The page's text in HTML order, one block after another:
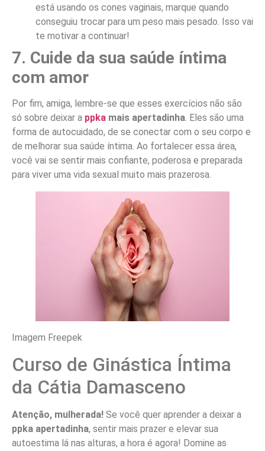
está usando os cones vaginais, marque quando
conseguiu trocar para um peso mais pesado. Isso vai
te motivar a continuar!
7. Cuide da sua saúde íntima
com amor
Por fim, amiga, lembre-se que esses exercícios não são
só sobre deixar a ppka mais apertadinha. Eles são uma
forma de autocuidado, de se conectar com o seu corpo e
de melhorar sua saúde íntima. Ao fortalecer essa área,
você vai se sentir mais confiante, poderosa e preparada
para viver uma vida sexual muito mais prazerosa.
Imagem Freepek
Curso de Ginástica Íntima
da Cátia Damasceno
Atenção, mulherada! Se você quer aprender a deixar a
ppka apertadinha, sentir mais prazer e elevar sua
autoestima lá nas alturas, a hora é agora! Domine as